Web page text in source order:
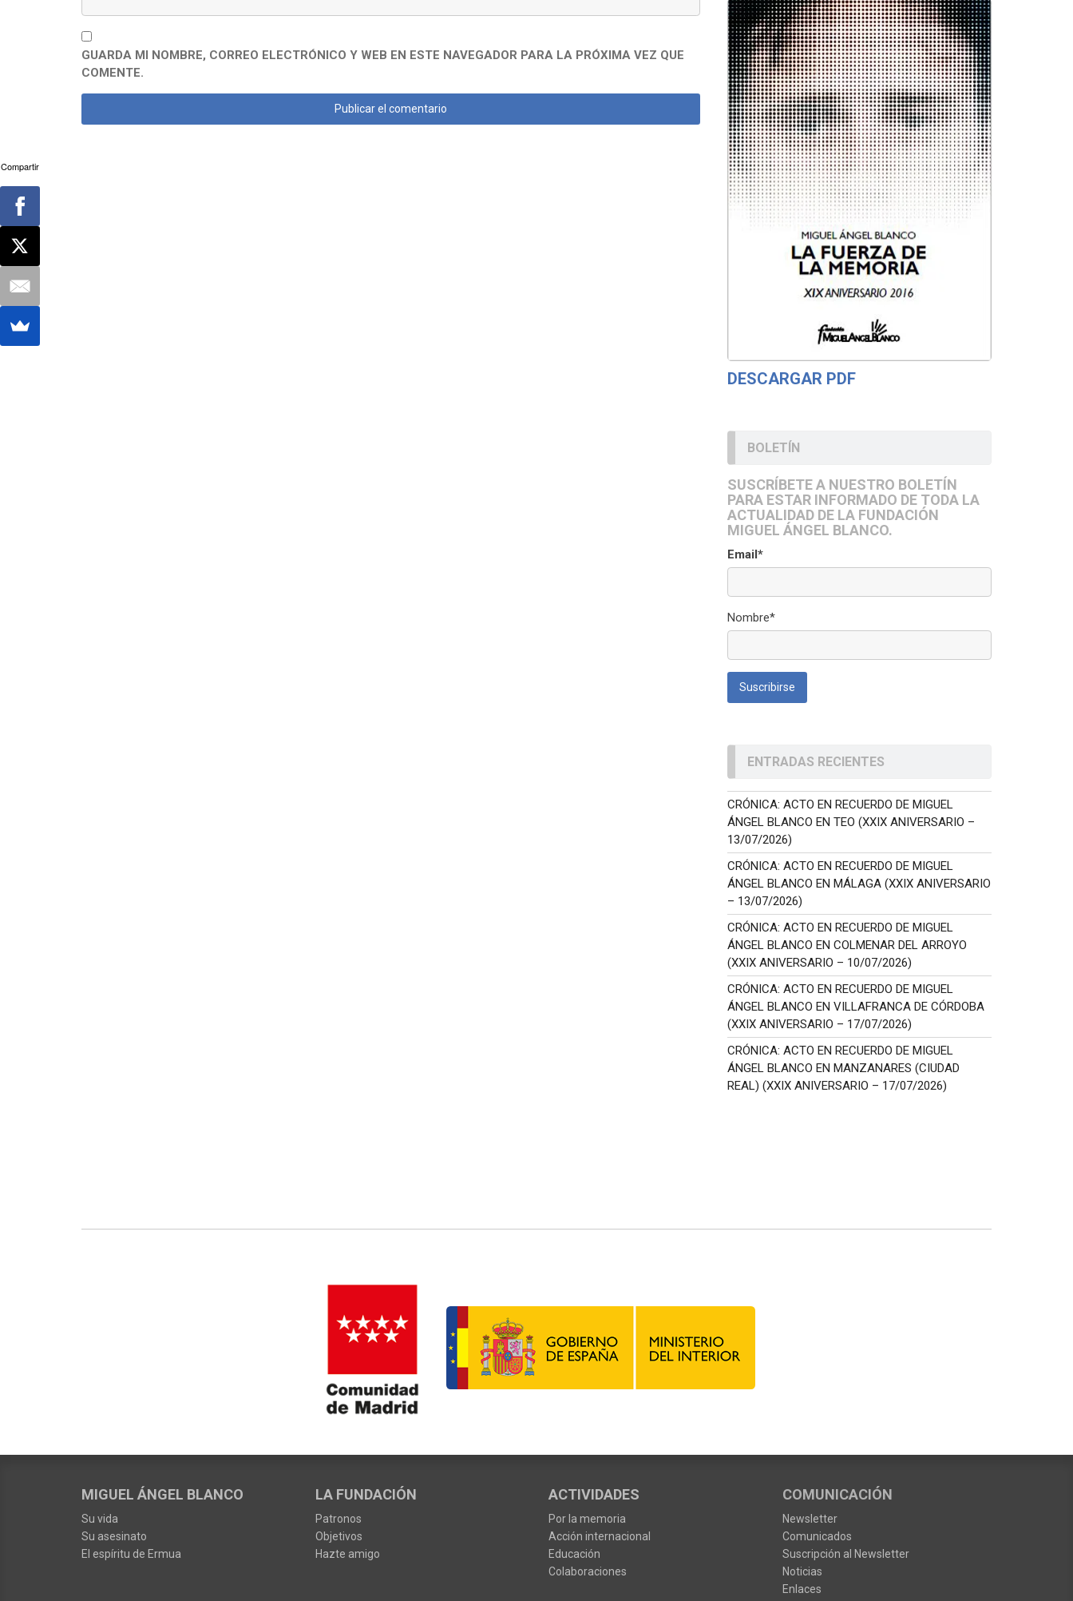
GUARDA MI NOMBRE, CORREO ELECTRÓNICO Y WEB EN ESTE NAVEGADOR PARA LA PRÓXIMA VEZ QUE
COMENTE.
DESCARGAR PDF
BOLETÍN
SUSCRÍBETE A NUESTRO BOLETÍN
PARA ESTAR INFORMADO DE TODA LA
ACTUALIDAD DE LA FUNDACIÓN
MIGUEL ÁNGEL BLANCO.
Email*
Nombre*
ENTRADAS RECIENTES
CRÓNICA: ACTO EN RECUERDO DE MIGUEL
ÁNGEL BLANCO EN TEO (XXIX ANIVERSARIO –
13/07/2026)
CRÓNICA: ACTO EN RECUERDO DE MIGUEL
ÁNGEL BLANCO EN MÁLAGA (XXIX ANIVERSARIO
– 13/07/2026)
CRÓNICA: ACTO EN RECUERDO DE MIGUEL
ÁNGEL BLANCO EN COLMENAR DEL ARROYO
(XXIX ANIVERSARIO – 10/07/2026)
CRÓNICA: ACTO EN RECUERDO DE MIGUEL
ÁNGEL BLANCO EN VILLAFRANCA DE CÓRDOBA
(XXIX ANIVERSARIO – 17/07/2026)
CRÓNICA: ACTO EN RECUERDO DE MIGUEL
ÁNGEL BLANCO EN MANZANARES (CIUDAD
REAL) (XXIX ANIVERSARIO – 17/07/2026)
MIGUEL ÁNGEL BLANCO
Su vida
Su asesinato
El espíritu de Ermua
LA FUNDACIÓN
Patronos
Objetivos
Hazte amigo
ACTIVIDADES
Por la memoria
Acción internacional
Educación
Colaboraciones
COMUNICACIÓN
Newsletter
Comunicados
Suscripción al Newsletter
Noticias
Enlaces
Compartir